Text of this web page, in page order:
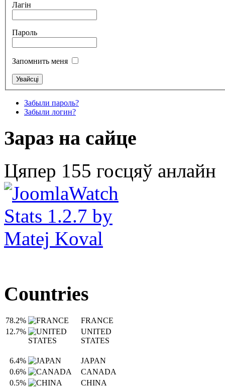
Лагін
Пароль
Запомнить меня
Забыли пароль?
Забыли логин?
Зараз на сайце
Цяпер 155 госцяў анлайн
Countries
78.2%
FRANCE
12.7%
UNITED
STATES
6.4%
JAPAN
0.6%
CANADA
0.5%
CHINA